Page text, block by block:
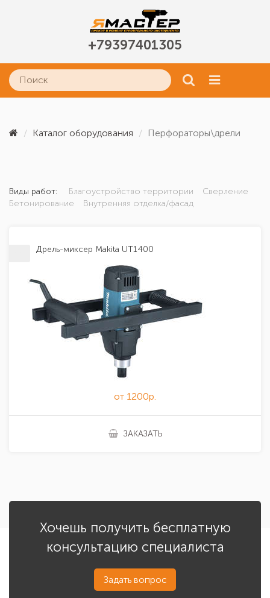
+79397401305
Каталог оборудования Перфораторы\дрели
Виды работ: Благоустройство территории
Сверление
Бетонирование
Внутренняя отделка/фасад
Дрель-миксер Makita UT1400
от 1200р.
ЗАКАЗАТЬ
Хочешь получить бесплатную
консультацию специалиста
Задать вопрос